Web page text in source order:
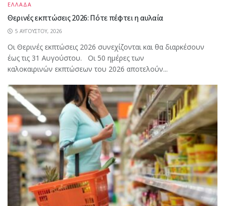
ΕΛΛΑΔΑ
Θερινές εκπτώσεις 2026: Πότε πέφτει η αυλαία
5 ΑΥΓΟΎΣΤΟΥ, 2026
Οι Θερινές εκπτώσεις 2026 συνεχίζονται και θα διαρκέσουν
έως τις 31 Αυγούστου. Οι 50 ημέρες των
καλοκαιρινών εκπτώσεων του 2026 αποτελούν...